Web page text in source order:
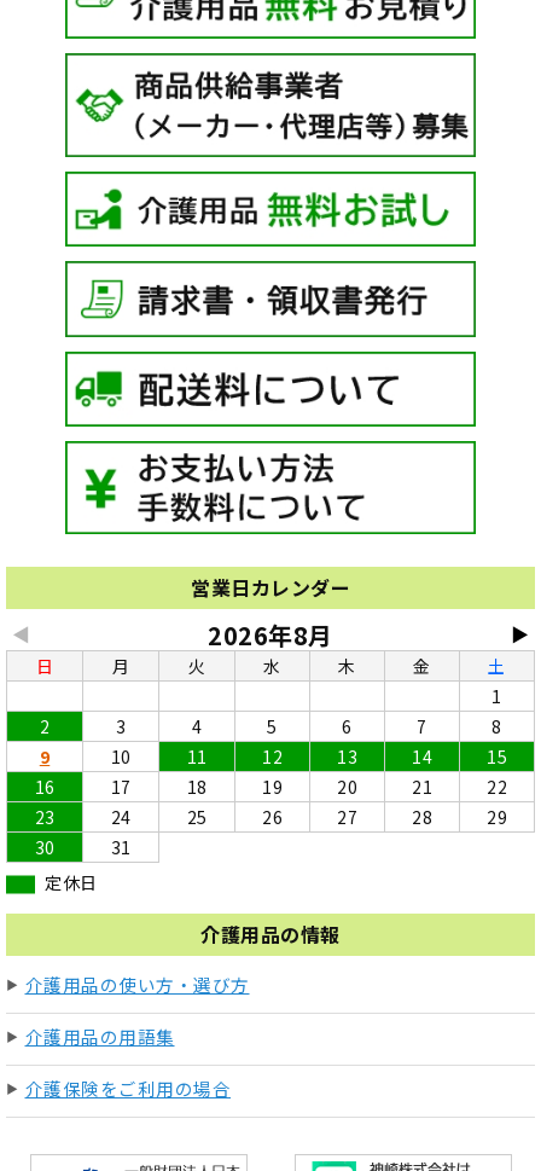
営業日カレンダー
◀ ▶
2026年8月
日 月 火 水 木 金
土
1
2
3 4 5 6 7
8
9
10 11 12 13 14
15
16
17 18 19 20 21
22
23
24 25 26 27 28
29
30
31
定休日
介護用品の情報
介護用品の使い方・選び方
介護用品の用語集
介護保険をご利用の場合